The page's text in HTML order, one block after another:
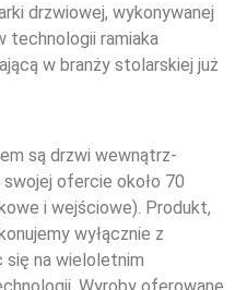
drzwiowej, wykonywanej
technologii ramiaka
w branży stolarskiej już
są drzwi wewnątrz-
ofercie około 70
i wejściowe). Produkt,
wyłącznie z
się na wieloletnim
Wyroby oferowane